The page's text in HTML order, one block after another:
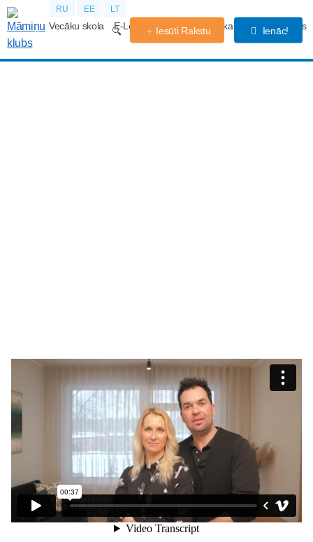
RU EE LT
Vecāku skola E-Lekcijas Grūtniecības kalendārs Forums
Iesūti Rakstu Ienāc!